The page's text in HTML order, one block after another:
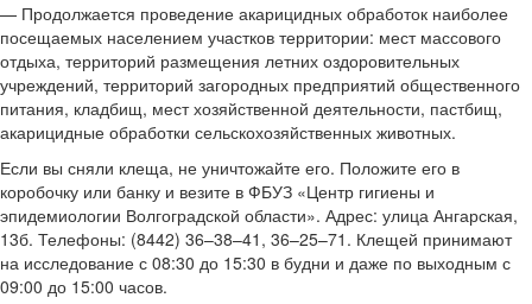
— Продолжается проведение акарицидных обработок наиболее
посещаемых населением участков территории: мест массового
отдыха, территорий размещения летних оздоровительных
учреждений, территорий загородных предприятий общественного
питания, кладбищ, мест хозяйственной деятельности, пастбищ,
акарицидные обработки сельскохозяйственных животных.
Если вы сняли клеща, не уничтожайте его. Положите его в
коробочку или банку и везите в ФБУЗ «Центр гигиены и
эпидемиологии Волгоградской области». Адрес: улица Ангарская,
13б. Телефоны: (8442) 36–38–41, 36–25–71. Клещей принимают
на исследование с 08:30 до 15:30 в будни и даже по выходным с
09:00 до 15:00 часов.